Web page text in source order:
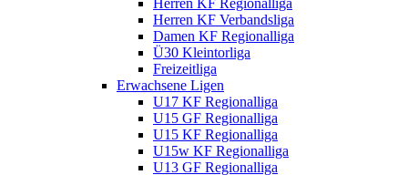
Herren KF Regionalliga
Herren KF Verbandsliga
Damen KF Regionalliga
Ü30 Kleintorliga
Freizeitliga
Erwachsene Ligen
U17 KF Regionalliga
U15 GF Regionalliga
U15 KF Regionalliga
U15w KF Regionalliga
U13 GF Regionalliga